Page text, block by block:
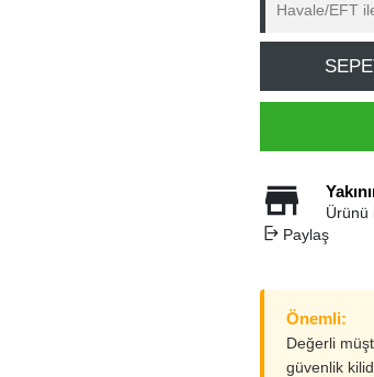
Havale/EFT
Ürünü
Paylaş
Önemli:
Değerli
güvenlik